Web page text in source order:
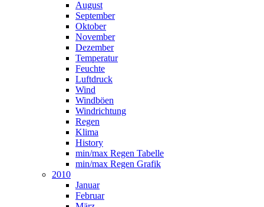
August
September
Oktober
November
Dezember
Temperatur
Feuchte
Luftdruck
Wind
Windböen
Windrichtung
Regen
Klima
History
min/max Regen Tabelle
min/max Regen Grafik
2010
Januar
Februar